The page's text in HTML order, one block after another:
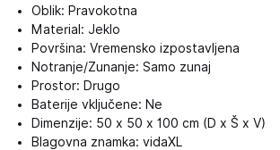
Oblik: Pravokotna
Material: Jeklo
Površina: Vremensko izpostavljena
Notranje/Zunanje: Samo zunaj
Prostor: Drugo
Baterije vključene: Ne
Dimenzije: 50 x 50 x 100 cm (D x Š x V)
Blagovna znamka: vidaXL